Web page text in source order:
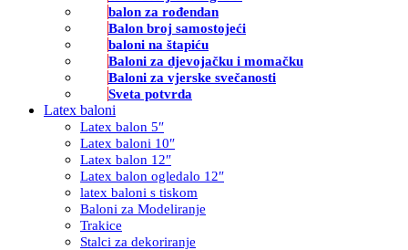
balon za rođendan
Balon broj samostojeći
baloni na štapiću
Baloni za djevojačku i momačku
Baloni za vjerske svečanosti
Sveta potvrda
Latex baloni
Latex balon 5″
Latex baloni 10″
Latex balon 12″
Latex balon ogledalo 12″
latex baloni s tiskom
Baloni za Modeliranje
Trakice
Stalci za dekoriranje